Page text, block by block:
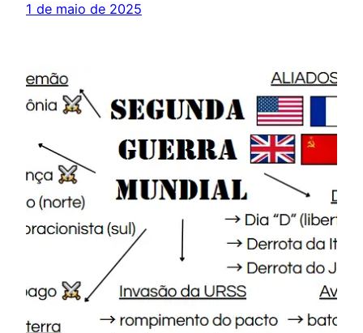
1 de maio de 2025